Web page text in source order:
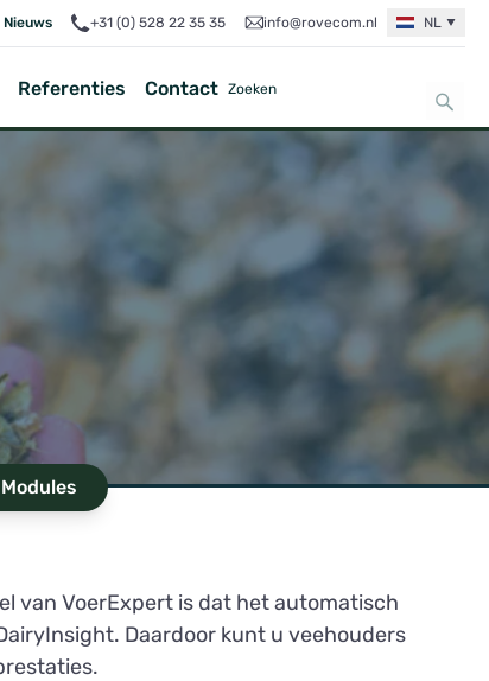
Nieuws +31 (0) 528 22 35 35 info@rovecom.nl NL
Referenties Contact
Modules
van VoerExpert is dat het automatisch
Daardoor kunt u veehouders